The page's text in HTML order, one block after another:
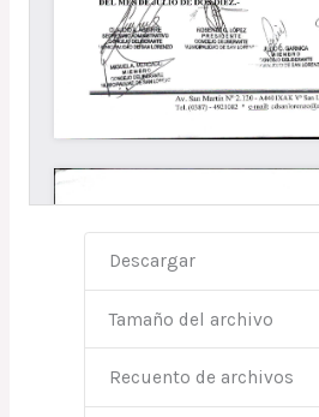
Descargar
Tamaño del archivo
Recuento de archivos